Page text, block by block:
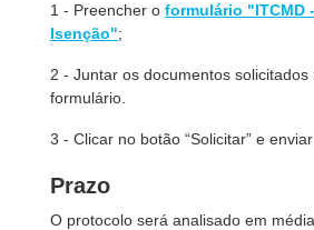
1 - Preencher o formulário "ITCMD
Isenção";
2 - Juntar os documentos solicitados
formulário.
3 - Clicar no botão “Solicitar” e
Prazo
O protocolo será analisado em